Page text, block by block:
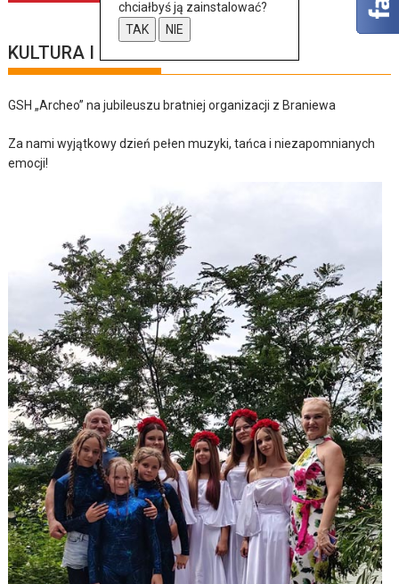
KULTURA I SZTUKA
GSH „Archeo” na jubileuszu bratniej organizacji z Braniewa
Za nami wyjątkowy dzień pełen muzyki, tańca i niezapomnianych
emocji!
chciałbyś ją zainstalować?
TAK
NIE